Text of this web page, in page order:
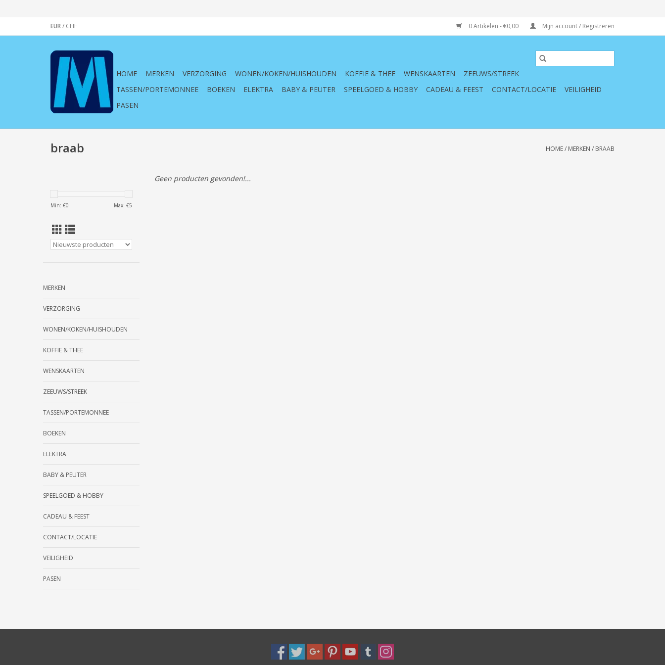
EUR/ CHF 0 Artikelen - €0,00 Mijn account / Registreren
HOME MERKEN VERZORGING WONEN/KOKEN/HUISHOUDEN KOFFIE & THEE WENSKAARTEN
ZEEUWS/STREEK
TASSEN/PORTEMONNEE
BOEKEN ELEKTRA BABY & PEUTER SPEELGOED & HOBBY CADEAU & FEEST CONTACT/LOCATIE
VEILIGHEID
PASEN
braab HOME/ MERKEN / BRAAB
Min: €0 Max: €5
MERKEN
VERZORGING
WONEN/KOKEN/HUISHOUDEN
KOFFIE & THEE
WENSKAARTEN
ZEEUWS/STREEK
TASSEN/PORTEMONNEE
BOEKEN
ELEKTRA
BABY & PEUTER
SPEELGOED & HOBBY
CADEAU & FEEST
CONTACT/LOCATIE
VEILIGHEID
PASEN
Geen producten gevonden!...